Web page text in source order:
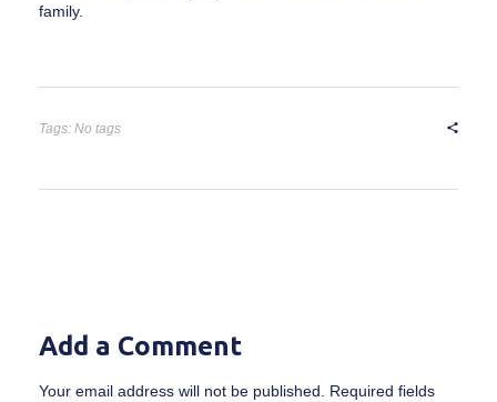
family.
Tags: No tags
Add a Comment
Your email address will not be published. Required fields